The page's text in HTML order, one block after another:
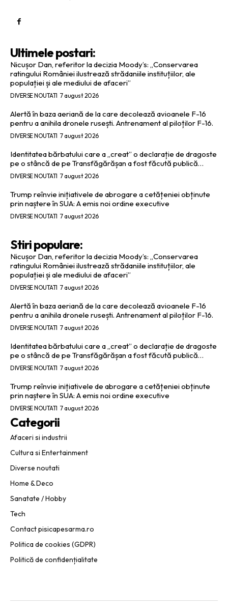
Ultimele postari:
Nicușor Dan, referitor la decizia Moody’s: „Conservarea
ratingului României ilustrează strădaniile instituțiilor, ale
populației și ale mediului de afaceri”
DIVERSE NOUTATI 7 august 2026
Alertă în baza aeriană de la care decolează avioanele F-16
pentru a anihila dronele rusești. Antrenament al piloților F-16.
DIVERSE NOUTATI 7 august 2026
Identitatea bărbatului care a „creat” o declarație de dragoste
pe o stâncă de pe Transfăgărășan a fost făcută publică…
DIVERSE NOUTATI 7 august 2026
Trump reînvie inițiativele de abrogare a cetățeniei obținute
prin naștere în SUA: A emis noi ordine executive
DIVERSE NOUTATI 7 august 2026
Stiri populare:
Nicușor Dan, referitor la decizia Moody’s: „Conservarea
ratingului României ilustrează strădaniile instituțiilor, ale
populației și ale mediului de afaceri”
DIVERSE NOUTATI 7 august 2026
Alertă în baza aeriană de la care decolează avioanele F-16
pentru a anihila dronele rusești. Antrenament al piloților F-16.
DIVERSE NOUTATI 7 august 2026
Identitatea bărbatului care a „creat” o declarație de dragoste
pe o stâncă de pe Transfăgărășan a fost făcută publică…
DIVERSE NOUTATI 7 august 2026
Trump reînvie inițiativele de abrogare a cetățeniei obținute
prin naștere în SUA: A emis noi ordine executive
DIVERSE NOUTATI 7 august 2026
Categorii
Afaceri si industrii
Cultura si Entertainment
Diverse noutati
Home & Deco
Sanatate / Hobby
Tech
Contact pisicapesarma.ro
Politica de cookies (GDPR)
Politică de confidențialitate